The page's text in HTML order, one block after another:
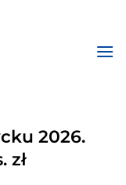
2026.
zł